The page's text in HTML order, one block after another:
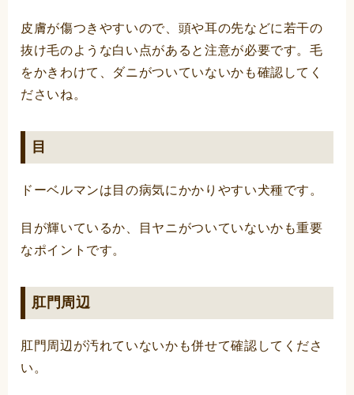
皮膚が傷つきやすいので、頭や耳の先などに若干の
抜け毛のような白い点があると注意が必要です。毛
をかきわけて、ダニがついていないかも確認してく
ださいね。
目
ドーベルマンは目の病気にかかりやすい犬種です。
目が輝いているか、目ヤニがついていないかも重要
なポイントです。
肛門周辺
肛門周辺が汚れていないかも併せて確認してくださ
い。